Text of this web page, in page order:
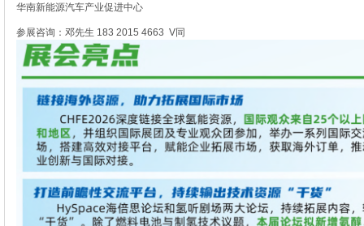
华南新能源汽车产业促进中心
参展咨询：邓先生 183 2015 4663 V同